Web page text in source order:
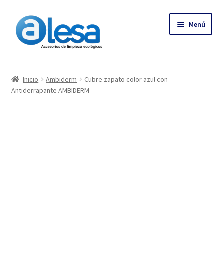
Menú
Tienda
Inicio Ambiderm
Cubre zapato color azul con
Antiderrapante AMBIDERM